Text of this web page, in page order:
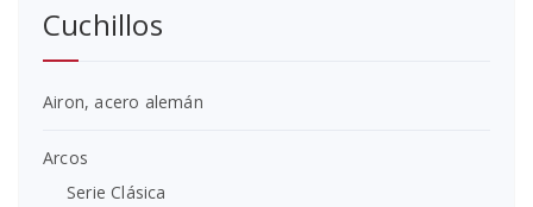
Cuchillos
Airon, acero alemán
Arcos
Serie Clásica